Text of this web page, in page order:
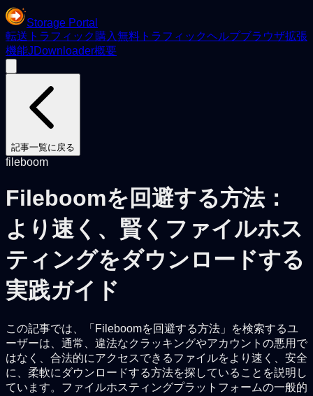
Storage Portal
転送 トラフィック購入無料トラフィックヘルプブラウザ拡張
機能JDownloader概要
記事一覧に戻る
fileboom
Fileboomを回避する方法：
より速く、賢くファイルホス
ティングをダウンロードする
実践ガイド
この記事では、「Fileboomを回避する方法」を検索するユ
ーザーは、通常、違法なクラッキングやアカウントの悪用で
はなく、合法的にアクセスできるファイルをより速く、安全
に、柔軟にダウンロードする方法を探していることを説明し
ています。ファイルホスティングプラットフォームの一般的